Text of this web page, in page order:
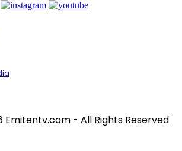
- All Rights Reserved